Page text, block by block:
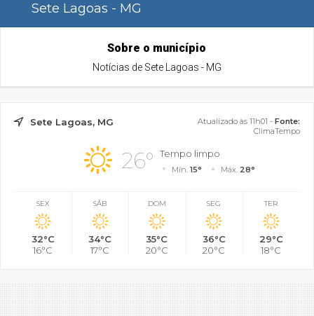
Sete Lagoas - MG
Sobre o município
Notícias de Sete Lagoas - MG
Sete Lagoas, MG Atualizado às 11h01 - Fonte:
ClimaTempo
26° Tempo limpo
Mín.15° Máx. 28°
SEX
32°C
16°C
SÁB
34°C
17°C
DOM
35°C
20°C
SEG
36°C
20°C
TER
29°C
18°C